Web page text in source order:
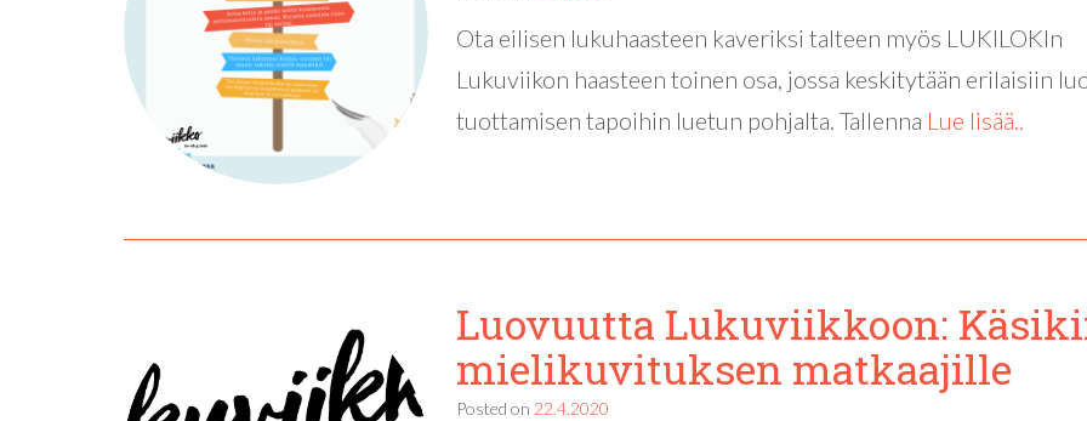
Ota eilisen lukuhaasteen kaveriksi talteen myös LUKILOKIn
Lukuviikon haasteen toinen osa, jossa keskitytään erilaisiin
tuottamisen tapoihin luetun pohjalta. Tallenna Lue lisää..
Luovuutta Lukuviikkoon:
mielikuvituksen matkaajille
Posted on 22.4.2020